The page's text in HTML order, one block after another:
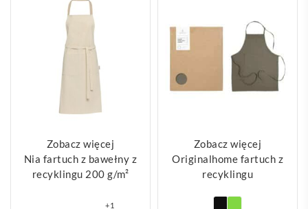
Zobacz więcej
Nia fartuch z bawełny z
recyklingu 200 g/m²
+1
Zobacz więcej
Originalhome fartuch z
recyklingu